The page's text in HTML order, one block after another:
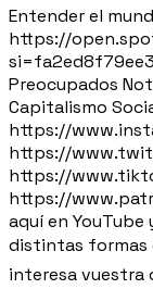
Entender el
https://
Preocupados
Capitalismo
https://
https://
https://
https://
aquí en
distintas formas
interesa vuestra